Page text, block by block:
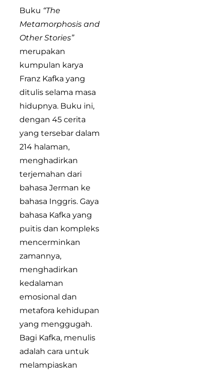
Buku “The
Metamorphosis and
Other Stories”
merupakan
kumpulan karya
Franz Kafka yang
ditulis selama masa
hidupnya. Buku ini,
dengan 45 cerita
yang tersebar dalam
214 halaman,
menghadirkan
terjemahan dari
bahasa Jerman ke
bahasa Inggris. Gaya
bahasa Kafka yang
puitis dan kompleks
mencerminkan
zamannya,
menghadirkan
kedalaman
emosional dan
metafora kehidupan
yang menggugah.
Bagi Kafka, menulis
adalah cara untuk
melampiaskan